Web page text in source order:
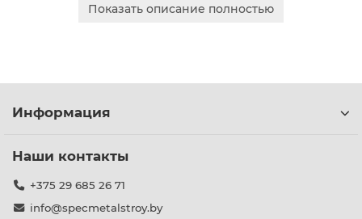
марки чистоты: хч (химически чистый), ч (чистый), ЧДА
для юридических лиц.
Показать описание полностью
Информация
Наши контакты
+375 29 685 26 71
info@specmetalstroy.by